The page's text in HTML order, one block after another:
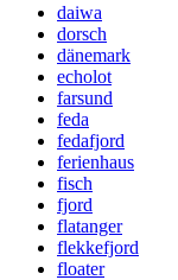
daiwa
dorsch
dänemark
echolot
farsund
feda
fedafjord
ferienhaus
fisch
fjord
flatanger
flekkefjord
floater